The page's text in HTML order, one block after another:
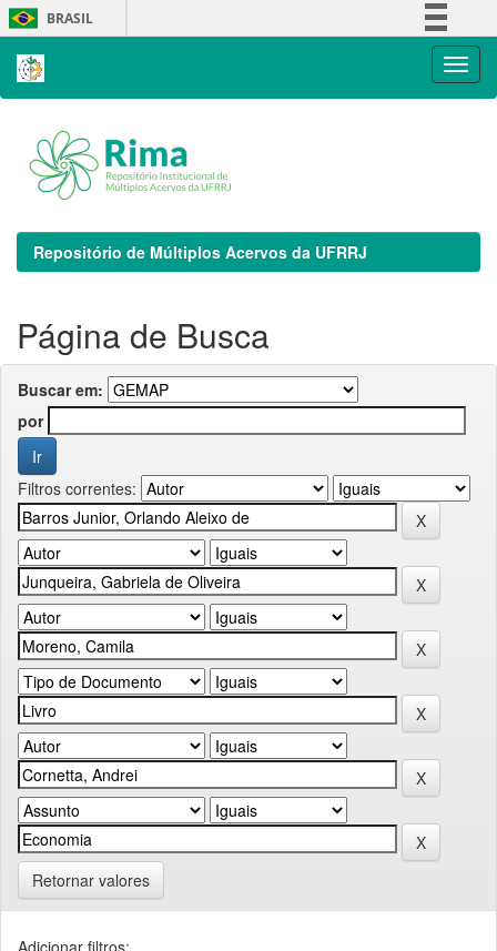
Skip
navigation
BRASIL
Repositório de Múltiplos Acervos da UFRRJ
Página de Busca
Buscar em:
por
Filtros correntes:
Retornar valores
Adicionar filtros: